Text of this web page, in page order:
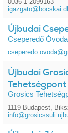
Újbudai
Cseperedő Óvoda
Újbudai
Tehetségpont
Grosics
1119 Budapest,